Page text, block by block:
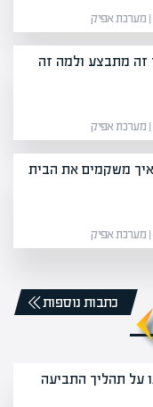
זה מתבצע ולמה זה
איך משקמים את הבית
כתבות נוספות
על תהליך התביעה